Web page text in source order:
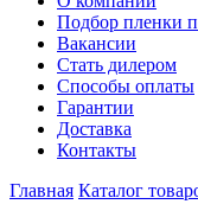
Подбор пленки
Вакансии
Стать дилером
Способы оплаты
Гарантии
Доставка
Контакты
Главная Каталог